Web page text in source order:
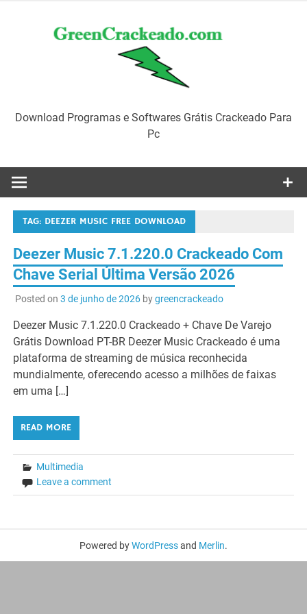
Download Programas e Softwares Grátis Crackeado Para
Pc
TAG: DEEZER MUSIC FREE DOWNLOAD
Deezer Music 7.1.220.0 Crackeado Com
Chave Serial Última Versão 2026
Posted on 3 de junho de 2026bygreencrackeado
Deezer Music 7.1.220.0 Crackeado + Chave De Varejo
Grátis Download PT-BR Deezer Music Crackeado é uma
plataforma de streaming de música reconhecida
mundialmente, oferecendo acesso a milhões de faixas
em uma […]
READ MORE
Multimedia
Leave a comment
Powered byWordPressand Merlin.